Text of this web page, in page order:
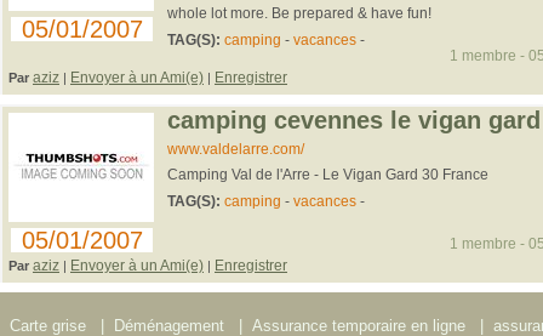
05/01/2007
whole lot more. Be prepared & have fun!
TAG(S): camping - vacances-
Par aziz | Envoyer à un Ami(e) | Enregistrer
1 membre -
05/01/2007
camping cevennes le vigan
www.valdelarre.com/
Camping Val de l'Arre - Le Vigan Gard 30 France
TAG(S): camping - vacances-
Par aziz | Envoyer à un Ami(e) | Enregistrer
1 membre -
Carte grise Déménagement Assurance temporaire en ligne